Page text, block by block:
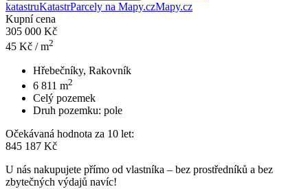
katastruKatastrParcely na Mapy.czMapy.cz
Kupní cena
305 000 Kč
45 Kč / m2
Hřebečníky, Rakovník
6 811 m2
Celý pozemek
Druh pozemku: pole
Očekávaná hodnota za 10 let:
845 187 Kč
U nás nakupujete přímo od vlastníka – bez prostředníků a bez
zbytečných výdajů navíc!